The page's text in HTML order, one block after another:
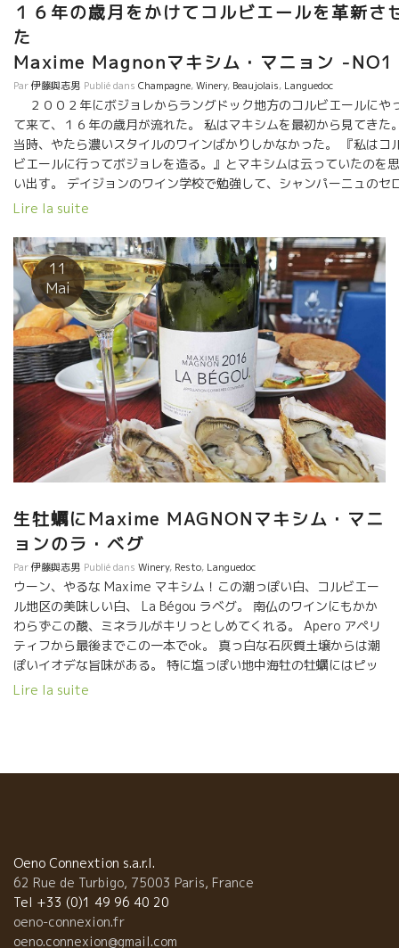
１６年の歳月をかけてコルビエールを革新さ
Maxime Magnonマキシム・マニョン -NO1
Par伊藤與志男 Publié dans Champagne,Winery, Beaujolais, Languedoc
２００２年にボジョレからラングドック地方のコルビエールにや
て来て、１６年の歳月が流れた。 私はマキシムを最初から見てきた
当時、やたら濃いスタイルのワインばかりしかなかった。 『私はコ
ビエールに行ってボジョレを造る。』とマキシムは云っていたのを思
い出す。 デイジョンのワイン学校で勉強して、シャンパーニュのセ
スSelosseで修業。 地元のあの見事なシャルドネを醸すPhilippe
セル・ラピエール、イヴォン・メトラなどに深い教えを享けている。
誰もがマキシムを注目して見守っていた。 マルセルもイヴォンも時
コルビエールまで応援にやって来ていた。 マキシムの葡萄園は広大
コルビエールのほぼ中心にあるDurban-Corbieresデュルヴァン・コ
ルビエール村にあり、このコルビエールでは数少ないシスト土壌のテ
ロワール。標高も高く酸が残る。 マキシムが来るまでは、ブルゴー
ュ・ボジョレ方式のMCマセラッション・カルボ醸造をやる醸造家は
いなかった。 マルセル、イヴォン指導のMCである。 10年程過
ぎた時、マキシム自身の内部にも変化が起きていた。 このコルビエ
ルの地でボジョレを目指さなくても、ボジョレの飲み安さ（ビュバビ
リテ）の部分を 大切にしながら、やはり、ここコルビエールの土壌
ミクロ・クリマを真っ直ぐに表現することの大切さに気づいた。 10
年以上の自然栽培のお蔭で葡萄の根っ子は地中深く伸びている。 水
で達している。 つまり、葡萄が熟す大切な時期にも水の供給ができ
と、ポリフェノールが熟しても、 酸が残るようになる。 だから、酸
を残す為に無理に早く収穫しなくても、葡萄をよく熟させても酸を残
せるようになっている。 南フランスであるコルビエールの独特太陽
ワインに表現させながらも、飲み安さ（ビュバビリテ）のあるワイン
ができるようになっている。 単に飲み安いワインだけでなく、ワイ
の酒質もしっかりしながらスーット体に入っていくスタイルが完成し
ている。 ここコルビエールには無かったスタイルのワインである。
特に私が大好きなのはCampagnèsカンパニェス。 シスト土壌で１０
０年弱も生きているカリニャン品種が１００％のワイン。 スーッと
Lire la suite
11
Mai
生牡蠣にMaxime MAGNONマキシム・マニ
ョンのラ・ベグ
Par伊藤與志男 Publié dans Winery, Resto, Languedoc
ウーン、やるな Maxime マキシム！この潮っぽい白、コルビエー
ル地区の美味しい白、 La Bégou ラベグ。 南仏のワインにもかか
わらずこの酸、ミネラルがキリっとしめてくれる。 Apero アペリ
ティフから最後までこの一本でok。 真っ白な石灰質土壌からは潮
ぽいイオデな旨味がある。 特に塩っぽい地中海牡の牡蠣にはピッ
タリ。 白身魚から魚介類パスタまで完璧なマリアージ。
り、マキシムのワインは軽快で酸があってミネラル感のある、 グ
イグイ体に入っていくスタイルのワインを造っている。とても南
仏の白ワインとは思えない。 グルナッシュ・ブラン、グルナッシ
ュ・グリをここまで爽やかに醸すとは、ブラヴォー！ 出し汁系
の和食にはピッタリの相性だ！La Bégouラ・ベグ
Lire la suite
Oeno Connextion s.a.r.l.
62 Rue de Turbigo, 75003 Paris, France
Tel +33 (0)1 49 96 40 20
oeno-connexion.fr
oeno.connexion@gmail.com